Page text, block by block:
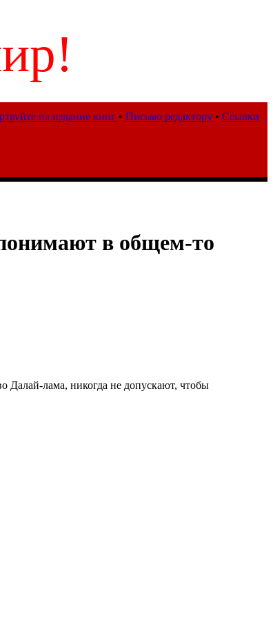
на издание книг • Письмо редактору • Ссылки
в общем-то
Далай-лама, никогда не допускают, чтобы